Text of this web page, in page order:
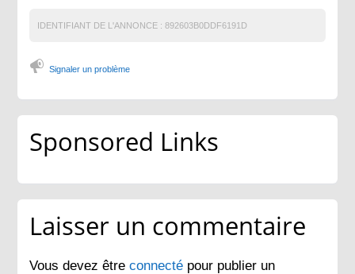
IDENTIFIANT DE L'ANNONCE : 892603B0DDF6191D
Signaler un problème
Sponsored Links
Laisser un commentaire
Vous devez êtreconnecté pour publier un